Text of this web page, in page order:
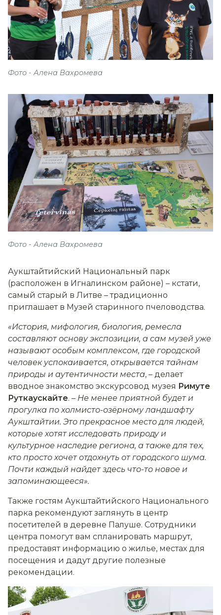
Фото - Алена Вахромева
Фото - Алена Вахромева
Аукштайтийский Национальный парк
(расположен в Игналинском районе) – кстати,
самый старый в Литве – традиционно
приглашает в Музей старинного пчеловодства.
«История, мифология, биология, ремесла
составляют основу экспозиции, а сам музей уже
называют особым комплексом, где городской
человек успокаивается, открывается тайнам
природы и аутентичности места, – делает
вводное знакомство экскурсовод музея Римуте
Руткаускайте. – Не менее приятной будет и
прогулка по холмисто-озёрному ландшафту
Аукштайтии. Это прекрасное место для людей,
которые хотят исследовать природу и
культурное наследие региона, а также для тех,
кто просто хочет отдохнуть от городского шума.
Почти каждый найдет здесь что-то новое и
запоминающееся».
Также гостям Аукштайтийского Национального
парка рекомендуют заглянуть в центр
посетителей в деревне Палуше. Сотрудники
центра помогут вам спланировать маршрут,
предоставят информацию о жилье, местах для
посещения и дадут другие полезные
рекомендации.